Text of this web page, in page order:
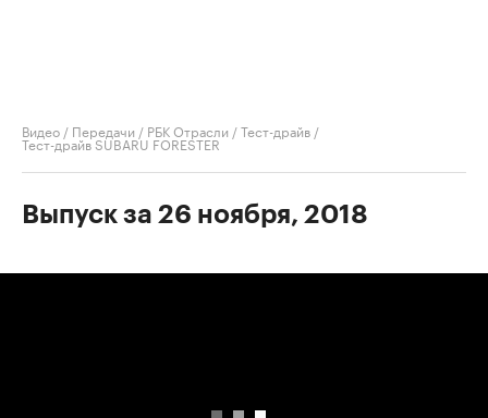
Видео / Передачи / РБК Отрасли / Тест-драйв /
Тест-драйв SUBARU FORESTER
Выпуск за 26 ноября, 2018